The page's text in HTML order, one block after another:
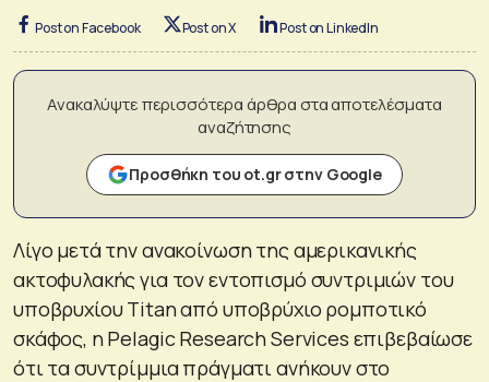
Post on Facebook Post on X Post on LinkedIn
Ανακαλύψτε περισσότερα άρθρα στα αποτελέσματα
αναζήτησης
Προσθήκη του ot.gr στην Google
Λίγο μετά την ανακοίνωση της αμερικανικής
ακτοφυλακής για τον εντοπισμό συντριμιών του
υποβρυχίου Titan από υποβρύχιο ρομποτικό
σκάφος, η Pelagic Research Services επιβεβαίωσε
ότι τα συντρίμμια πράγματι ανήκουν στο